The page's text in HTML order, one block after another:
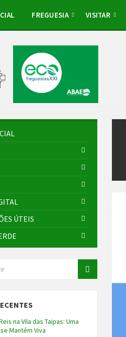
FREGUESIA VISITAR
ÚTEIS
na Vila das Taipas: Uma
Mantém Viva